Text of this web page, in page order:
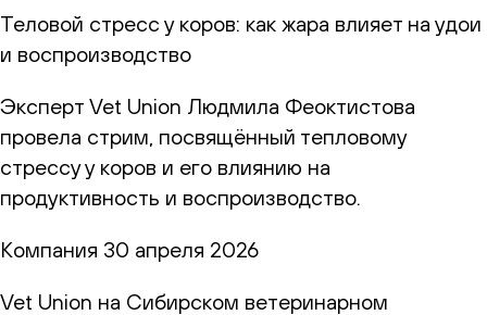
Теловой стресс у коров: как жара влияет на удои
и воспроизводство
Эксперт Vet Union Людмила Феоктистова
провела стрим, посвящённый тепловому
стрессу у коров и его влиянию на
продуктивность и воспроизводство.
Компания 30 апреля 2026
Vet Union на Сибирском ветеринарном